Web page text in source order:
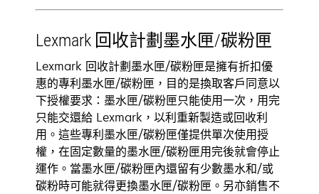
Lexmark 回收計劃墨水匣/碳粉匣
Lexmark 回收計劃墨水匣/碳粉匣是擁有折扣優
惠的專利墨水匣/碳粉匣，目的是換取客戶同意以
下授權要求：墨水匣/碳粉匣只能使用一次，用完
只能交還給 Lexmark，以利重新製造或回收利
用。這些專利墨水匣/碳粉匣僅提供單次使用授
權，在固定數量的墨水匣/碳粉匣用完後就會停止
運作。當墨水匣/碳粉匣內還留有少數墨水和/或
碳粉時可能就得更換墨水匣/碳粉匣。另亦銷售不